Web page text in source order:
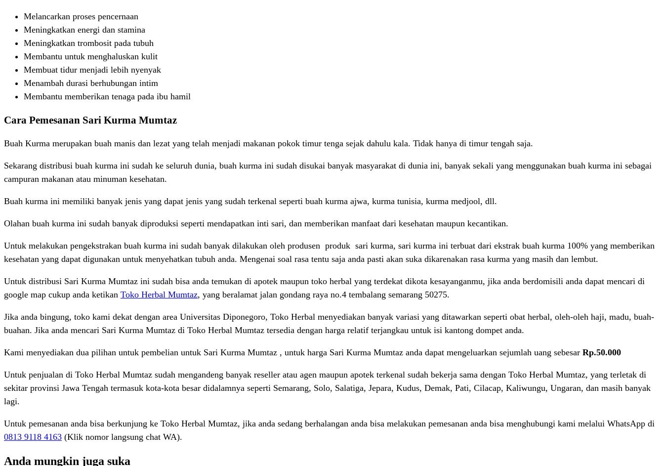
Melancarkan proses pencernaan
Meningkatkan energi dan stamina
Meningkatkan trombosit pada tubuh
Membantu untuk menghaluskan kulit
Membuat tidur menjadi lebih nyenyak
Menambah durasi berhubungan intim
Membantu memberikan tenaga pada ibu hamil
Cara Pemesanan Sari Kurma Mumtaz
Buah Kurma merupakan buah manis dan lezat yang telah menjadi makanan pokok timur tenga sejak dahulu kala. Tidak hanya di timur tengah saja.
Sekarang distribusi buah kurma ini sudah ke seluruh dunia, buah kurma ini sudah disukai banyak masyarakat di dunia ini, banyak sekali yang menggunakan buah kurma ini sebagai
campuran makanan atau minuman kesehatan.
Buah kurma ini memiliki banyak jenis yang dapat jenis yang sudah terkenal seperti buah kurma ajwa, kurma tunisia, kurma medjool, dll.
Olahan buah kurma ini sudah banyak diproduksi seperti mendapatkan inti sari, dan memberikan manfaat dari kesehatan maupun kecantikan.
Untuk melakukan pengekstrakan buah kurma ini sudah banyak dilakukan oleh produsen produk sari kurma, sari kurma ini terbuat dari ekstrak buah kurma 100% yang memberikan
kesehatan yang dapat digunakan untuk menyehatkan tubuh anda. Mengenai soal rasa tentu saja anda pasti akan suka dikarenakan rasa kurma yang masih dan lembut.
Untuk distribusi Sari Kurma Mumtaz ini sudah bisa anda temukan di apotek maupun toko herbal yang terdekat dikota kesayanganmu, jika anda berdomisili anda dapat mencari di
google map cukup anda ketikan Toko Herbal Mumtaz, yang beralamat jalan gondang raya no.4 tembalang semarang 50275.
Jika anda bingung, toko kami dekat dengan area Universitas Diponegoro, Toko Herbal menyediakan banyak variasi yang ditawarkan seperti obat herbal, oleh-oleh haji, madu, buah-
buahan. Jika anda mencari Sari Kurma Mumtaz di Toko Herbal Mumtaz tersedia dengan harga relatif terjangkau untuk isi kantong dompet anda.
Kami menyediakan dua pilihan untuk pembelian untuk Sari Kurma Mumtaz , untuk harga Sari Kurma Mumtaz anda dapat mengeluarkan sejumlah uang sebesar Rp.50.000
Untuk penjualan di Toko Herbal Mumtaz sudah mengandeng banyak reseller atau agen maupun apotek terkenal sudah bekerja sama dengan Toko Herbal Mumtaz, yang terletak di
sekitar provinsi Jawa Tengah termasuk kota-kota besar didalamnya seperti Semarang, Solo, Salatiga, Jepara, Kudus, Demak, Pati, Cilacap, Kaliwungu, Ungaran, dan masih banyak
lagi.
Untuk pemesanan anda bisa berkunjung ke Toko Herbal Mumtaz, jika anda sedang berhalangan anda bisa melakukan pemesanan anda bisa menghubungi kami melalui WhatsApp di
0813 9118 4163 (Klik nomor langsung chat WA).
Anda mungkin juga suka